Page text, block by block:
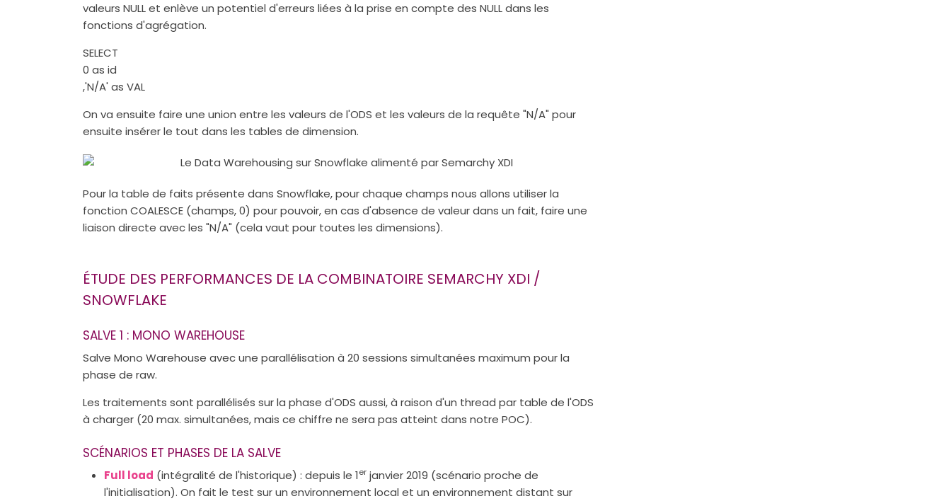
valeurs NULL et enlève un potentiel d'erreurs liées à la prise en compte des NULL dans les
fonctions d'agrégation.
SELECT
0 as id
,'N/A' as VAL
On va ensuite faire une union entre les valeurs de l'ODS et les valeurs de la requête "N/A" pour
ensuite insérer le tout dans les tables de dimension.
Pour la table de faits présente dans Snowflake, pour chaque champs nous allons utiliser la
fonction COALESCE (champs, 0) pour pouvoir, en cas d'absence de valeur dans un fait, faire une
liaison directe avec les "N/A" (cela vaut pour toutes les dimensions).
ÉTUDE DES PERFORMANCES DE LA COMBINATOIRE SEMARCHY XDI /
SNOWFLAKE
SALVE 1 : MONO WAREHOUSE
Salve Mono Warehouse avec une parallélisation à 20 sessions simultanées maximum pour la
phase de raw.
Les traitements sont parallélisés sur la phase d'ODS aussi, à raison d'un thread par table de l'ODS
à charger (20 max. simultanées, mais ce chiffre ne sera pas atteint dans notre POC).
SCÉNARIOS ET PHASES DE LA SALVE
Full load (intégralité de l'historique) : depuis le 1er janvier 2019 (scénario proche de
l'initialisation). On fait le test sur un environnement local et un environnement distant sur